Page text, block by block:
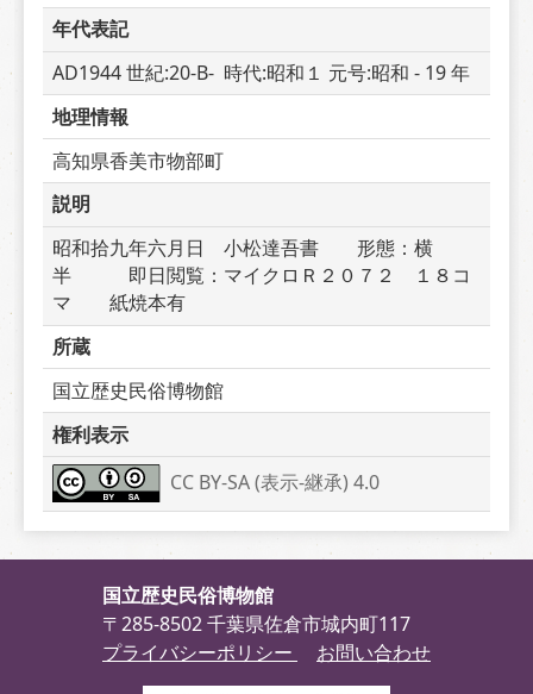
年代表記
AD1944 世紀:20-B-  時代:昭和１ 元号:昭和 - 19 年
地理情報
高知県香美市物部町
説明
昭和拾九年六月日　小松達吾書　　形態：横
半　　　即日閲覧：マイクロＲ２０７２　１８コ
マ　　紙焼本有
所蔵
国立歴史民俗博物館
権利表示
CC BY-SA (表示-継承) 4.0
国立歴史民俗博物館
〒285-8502 千葉県佐倉市城内町117
プライバシーポリシー
お問い合わせ